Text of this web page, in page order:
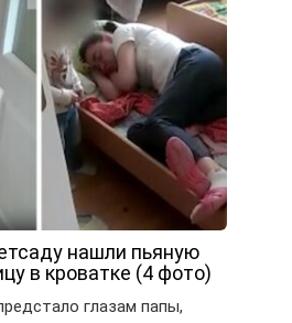
нашли пьяную
в кроватке (4 фото)
глазам папы,